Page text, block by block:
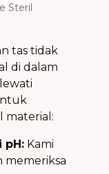
Steril
tas tidak
di dalam
material:
pH: Kami
memeriksa